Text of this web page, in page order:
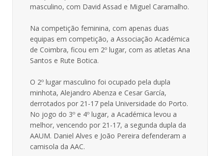
masculino, com David Assad e Miguel Caramalho.
Na competição feminina, com apenas duas
equipas em competição, a Associação Académica
de Coimbra, ficou em 2º lugar, com as atletas Ana
Santos e Rute Botica.
O 2º lugar masculino foi ocupado pela dupla
minhota, Alejandro Abenza e Cesar García,
derrotados por 21-17 pela Universidade do Porto.
No jogo do 3º e 4º lugar, a Académica levou a
melhor, vencendo por 21-17, a segunda dupla da
AAUM. Daniel Alves e João Pereira defenderam a
camisola da AAC.